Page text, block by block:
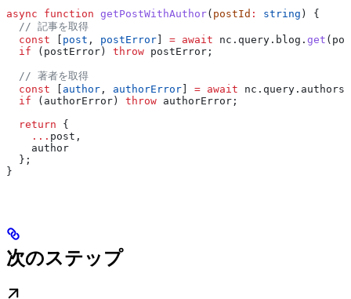
async function getPostWithAuthor( postId : string ) {
  // 記事を取得
  const
post , postError = await nc . query . blog . get (
  if
( postError ) throw postError ;
  // 著者を取得
  const
author , authorError = await nc . query . authors
  if
( authorError ) throw authorError ;
  return
{
    ...
post ,
    author
  };
}
次のステップ